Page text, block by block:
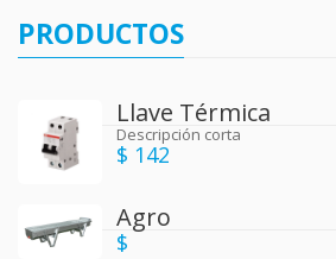
PRODUCTOS
Llave Térmica
Descripción corta
$ 142
Agro
$